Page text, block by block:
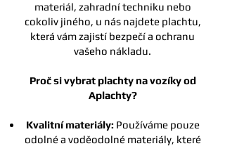
materiál, zahradní techniku nebo
cokoliv jiného, u nás najdete plachtu,
která vám zajistí bezpečí a ochranu
vašeho nákladu.
Proč si vybrat plachty na vozíky od
Aplachty?
Kvalitní materiály: Používáme pouze
odolné a voděodolné materiály, které